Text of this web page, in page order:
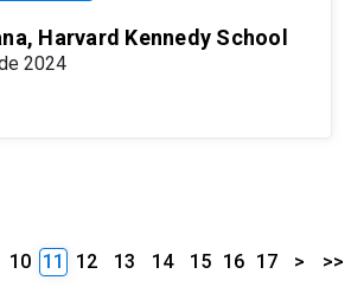
Harvard Kennedy School
2024
10 11 12 13 14 15 16 17 > >>